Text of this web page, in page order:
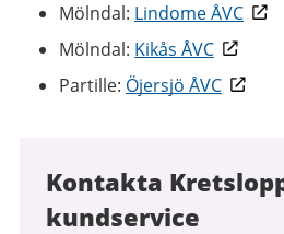
Mölndal: Lindome ÅVC
Mölndal: Kikås ÅVC
Partille: Öjersjö ÅVC
Kontakta
kundservice